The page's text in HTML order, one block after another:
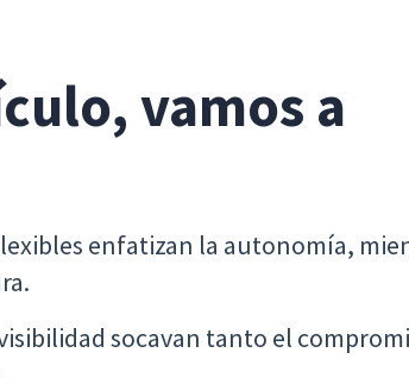
vamos a
enfatizan la autonomía,
socavan tanto el